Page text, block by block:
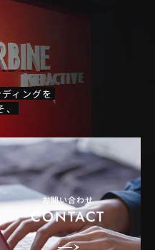
ィングを
お問い合わせ
CONTACT